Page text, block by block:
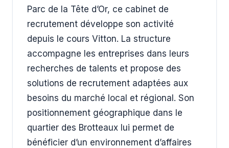
Parc de la Tête d’Or, ce cabinet de
recrutement développe son activité
depuis le cours Vitton. La structure
accompagne les entreprises dans leurs
recherches de talents et propose des
solutions de recrutement adaptées aux
besoins du marché local et régional. Son
positionnement géographique dans le
quartier des Brotteaux lui permet de
bénéficier d’un environnement d’affaires